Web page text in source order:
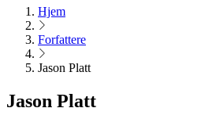
Hjem
Forfattere
Jason Platt
Jason Platt